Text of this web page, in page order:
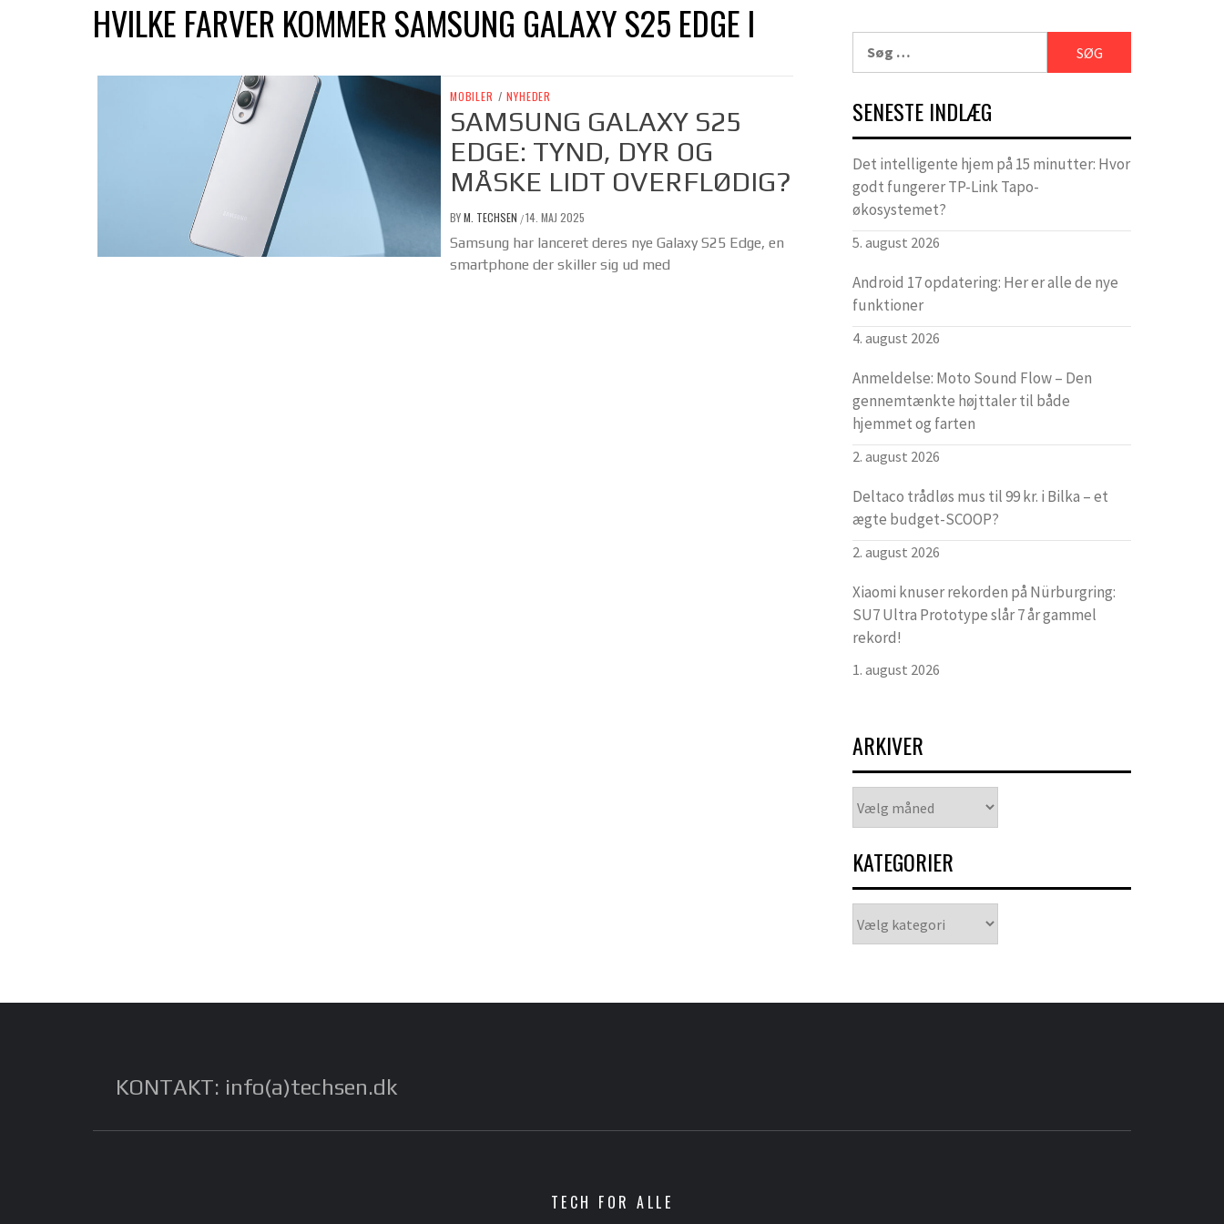
HVILKE FARVER KOMMER SAMSUNG GALAXY S25 EDGE I
MOBILER / NYHEDER
SAMSUNG GALAXY S25
EDGE: TYND, DYR OG
MÅSKE LIDT OVERFLØDIG?
BYM. TECHSEN /14. MAJ 2025
Samsung har lanceret deres nye Galaxy S25 Edge, en
smartphone der skiller sig ud med
efter:
SENESTE INDLÆG
Det intelligente hjem på 15 minutter: Hvor
godt fungerer TP-Link Tapo-
økosystemet?
5. august 2026
Android 17 opdatering: Her er alle de nye
funktioner
4. august 2026
Anmeldelse: Moto Sound Flow – Den
gennemtænkte højttaler til både
hjemmet og farten
2. august 2026
Deltaco trådløs mus til 99 kr. i Bilka – et
ægte budget-SCOOP?
2. august 2026
Xiaomi knuser rekorden på Nürburgring:
SU7 Ultra Prototype slår 7 år gammel
rekord!
1. august 2026
ARKIVER
KATEGORIER
KONTAKT: info(a)techsen.dk
TECH FOR ALLE